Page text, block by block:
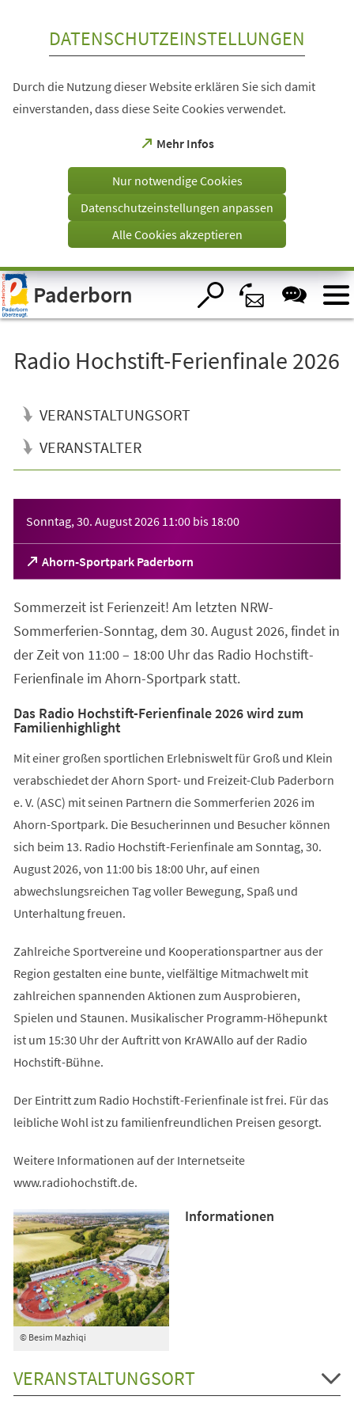
Visuelle
Assistenzsoftware
öffnen.
DATENSCHUTZEINSTELLUNGEN
Durch die Nutzung dieser Website erklären Sie sich damit
einverstanden, dass diese Seite Cookies verwendet.
Mehr Infos
(Öffnet
einem
Tab)
Nur notwendige Cookies
Datenschutzeinstellungen anpassen
Alle Cookies akzeptieren
Paderborn
Radio Hochstift-Ferienfinale 2026
VERANSTALTUNGSORT
VERANSTALTER
Sonntag, 30. August 2026 11:00 bis 18:00
Ahorn-Sportpark Paderborn
(Öffnet
in
neuen
Sommerzeit ist Ferienzeit! Am letzten NRW-
Sommerferien-Sonntag, dem 30. August 2026, findet in
der Zeit von 11:00 – 18:00 Uhr das Radio Hochstift-
Ferienfinale im Ahorn-Sportpark statt.
Das Radio Hochstift-Ferienfinale 2026 wird zum
Familienhighlight
Mit einer großen sportlichen Erlebniswelt für Groß und Klein
verabschiedet der Ahorn Sport- und Freizeit-Club Paderborn
e. V. (ASC) mit seinen Partnern die Sommerferien 2026 im
Ahorn-Sportpark. Die Besucherinnen und Besucher können
sich beim 13. Radio Hochstift-Ferienfinale am Sonntag, 30.
August 2026, von 11:00 bis 18:00 Uhr, auf einen
abwechslungsreichen Tag voller Bewegung, Spaß und
Unterhaltung freuen.
Zahlreiche Sportvereine und Kooperationspartner aus der
Region gestalten eine bunte, vielfältige Mitmachwelt mit
zahlreichen spannenden Aktionen zum Ausprobieren,
Spielen und Staunen. Musikalischer Programm-Höhepunkt
ist um 15:30 Uhr der Auftritt von KrAWAllo auf der Radio
Hochstift-Bühne.
Der Eintritt zum Radio Hochstift-Ferienfinale ist frei. Für das
leibliche Wohl ist zu familienfreundlichen Preisen gesorgt.
Weitere Informationen auf der Internetseite
www.radiohochstift.de.
© Besim Mazhiqi
Informationen
VERANSTALTUNGSORT